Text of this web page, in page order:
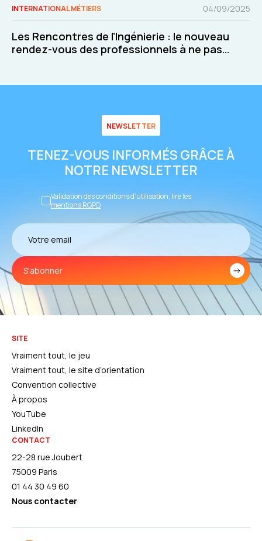
INTERNATIONAL MÉTIERS 04/09/2025
Les Rencontres de l’Ingénierie : le nouveau
rendez-vous des professionnels à ne pas
NEWSLETTER
TENEZ-VOUS INFORMÉS GRÂCE À
NOTRE NEWSLETTER
Validation des conditions d’utilisation, lire les
mentions RGPD
S'abonner
SITE
Vraiment tout, le jeu
Vraiment tout, le site d’orientation
Convention collective
À propos
YouTube
LinkedIn
CONTACT
22-28 rue Joubert
75009 Paris
01 44 30 49 60
Nous contacter